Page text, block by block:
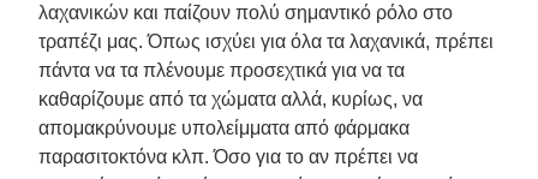
λαχανικών και παίζουν πολύ σημαντικό ρόλο στο
τραπέζι μας. Όπως ισχύει για όλα τα λαχανικά, πρέπει
πάντα να τα πλένουμε προσεχτικά για να τα
καθαρίζουμε από τα χώματα αλλά, κυρίως, να
απομακρύνουμε υπολείμματα από φάρμακα
παρασιτοκτόνα κλπ. Όσο για το αν πρέπει να